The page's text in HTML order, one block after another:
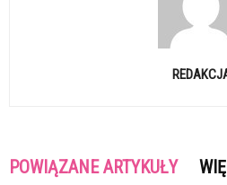
POWIĄZANE ARTYKUŁY